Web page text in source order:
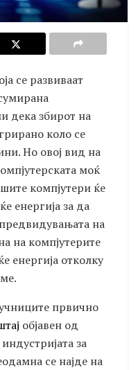
се развиваат
дека збирот на
коло се
Но овој вид на
моќ
компјутери ќе
енергија за да
на
на компјутерите
енергија отколку
првично
објавен од
за
се најде на